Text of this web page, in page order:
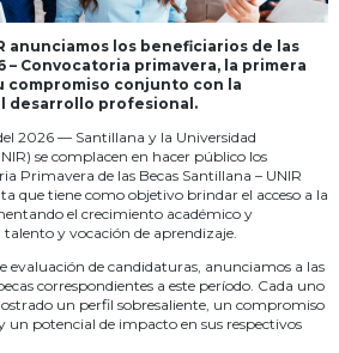
anunciamos los beneficiarios de las
– Convocatoria primavera, la primera
compromiso conjunto con la
desarrollo profesional.
2026 — Santillana y la Universidad
se complacen en hacer público los
Primavera de las Becas Santillana – UNIR
que tiene como objetivo brindar el acceso a la
el crecimiento académico y
talento y vocación de aprendizaje.
evaluación de candidaturas, anunciamos a las
correspondientes a este período. Cada uno
un perfil sobresaliente, un compromiso
potencial de impacto en sus respectivos